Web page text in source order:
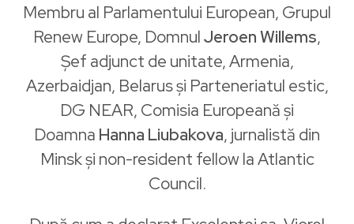
Membru al Parlamentului European, Grupul
​Renew Europe, DomnulJeroen Willems​,
Șef adjunct de unitate, Armenia,
Azerbaidjan, Belarus și Parteneriatul estic,
DG NEAR, Comisia Europeană și
Doamna Hanna Liubakova​, jurnalistă din
Minsk și non-resident fellow la Atlantic
Council.